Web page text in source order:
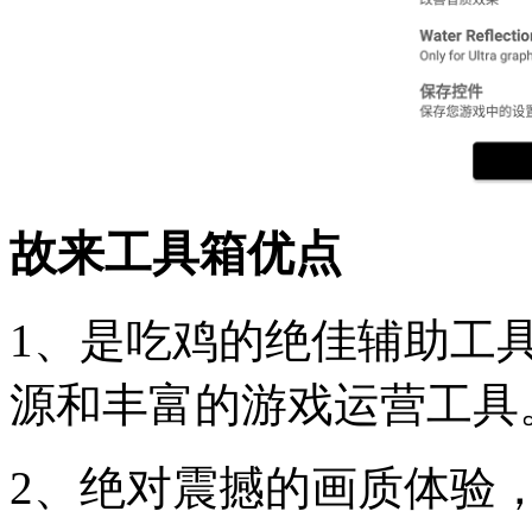
故来工具箱优点
1、是吃鸡的绝佳辅助工
源和丰富的游戏运营工具
2、绝对震撼的画质体验